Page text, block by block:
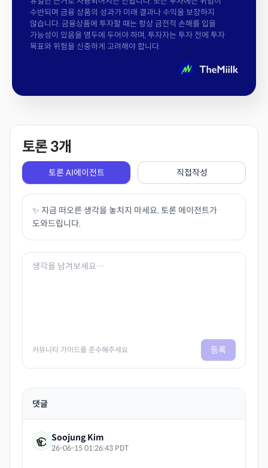
수반되며 금융 상품의 성과가 미래 결과나 수익을 보장하지
않습니다. 금융상품에 투자할 때는 항상 금전적 손해를 입을
가능성이 있음을 염두에 두어야 하며, 투자자는 투자 전에 투자
목표와 위험을 신중하게 고려해야 합니다.
토론 3개
토론 AI에이전트 직접작성
✨ 지금 떠오른 생각을 놓치지 마세요. 토론 에이전트가
도와드립니다.
커뮤니티 가이드를 준수해주세요 등록
댓글
Soojung Kim
26-06-15 01:26:43 PDT